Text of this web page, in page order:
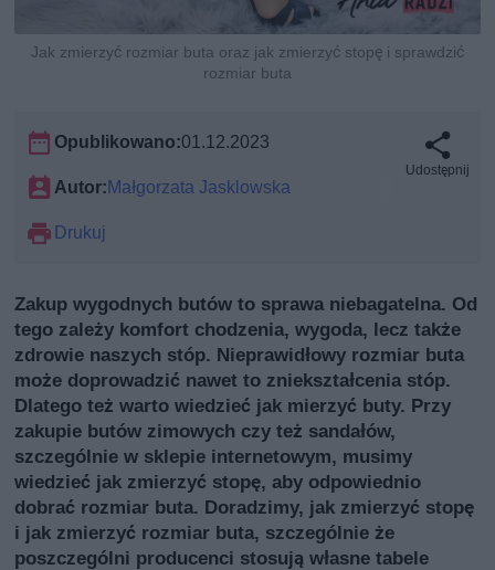
Jak zmierzyć rozmiar buta oraz jak zmierzyć stopę i sprawdzić
rozmiar buta
Opublikowano:01.12.2023
Autor:Małgorzata Jasklowska
Drukuj
Udostępnij
Zakup wygodnych butów to sprawa niebagatelna. Od
tego zależy komfort chodzenia, wygoda, lecz także
zdrowie naszych stóp. Nieprawidłowy rozmiar buta
może doprowadzić nawet to zniekształcenia stóp.
Dlatego też warto wiedzieć jak mierzyć buty. Przy
zakupie butów zimowych czy też sandałów,
szczególnie w sklepie internetowym, musimy
wiedzieć jak zmierzyć stopę, aby odpowiednio
dobrać rozmiar buta. Doradzimy, jak zmierzyć stopę
i jak zmierzyć rozmiar buta, szczególnie że
poszczególni producenci stosują własne tabele